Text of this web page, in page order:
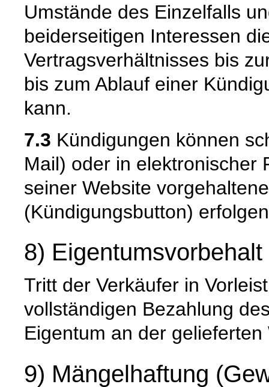
Umstände des Einzelfalls
beiderseitigen Interessen
Vertragsverhältnisses bis
bis zum Ablauf einer
kann.
7.3 Kündigungen können
Mail) oder in elektronischer
seiner Website
(Kündigungsbutton)
8) Eigentumsvorbehalt
Tritt der Verkäufer in
vollständigen Bezahlung
Eigentum an der gelieferten
9) Mängelhaftung